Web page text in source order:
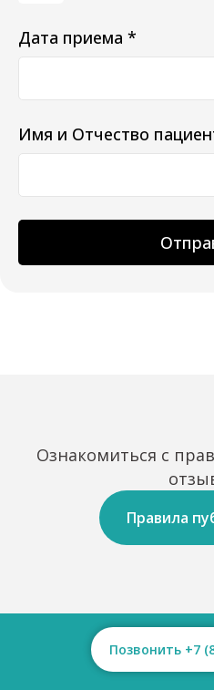
Дата приема *
Имя и Отчество
Ознакомиться с
Правила
Позвонить +7